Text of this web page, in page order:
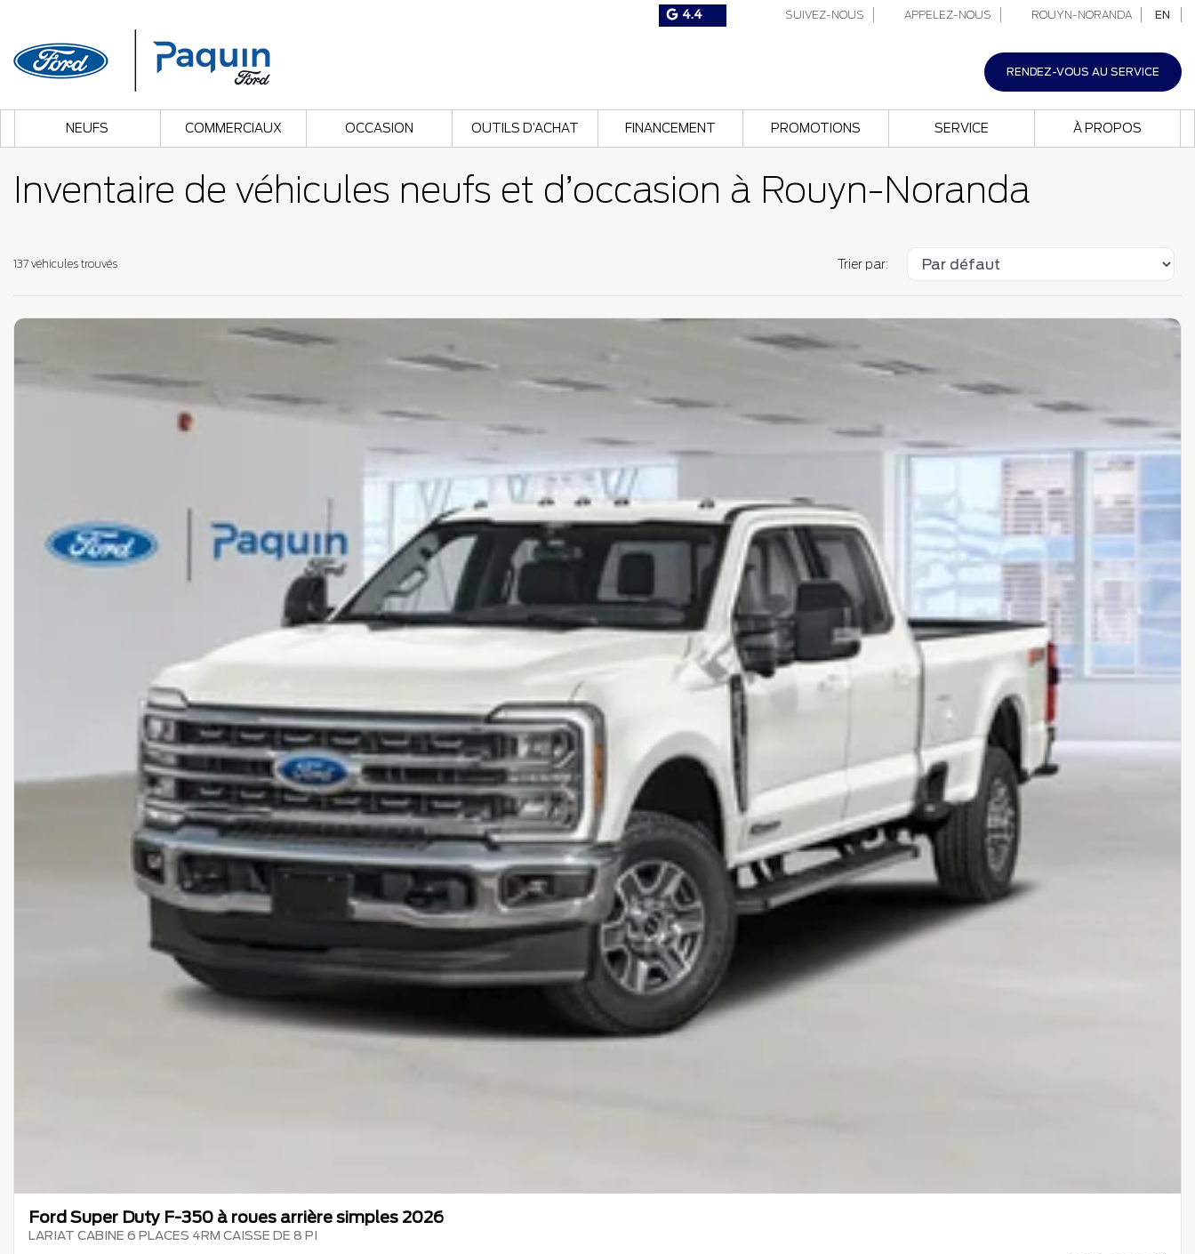
4.4 SUIVEZ-NOUS APPELEZ-NOUS ROUYN-NORANDA EN
RENDEZ-VOUS AU SERVICE
NEUFS COMMERCIAUX OCCASION OUTILS D’ACHAT FINANCEMENT PROMOTIONS SERVICE À PROPOS
Inventaire de véhicules neufs et d’occasion à Rouyn-Noranda
137 véhicules trouvés Trier par:
Ford Super Duty F-350 à roues arrière simples 2026
LARIAT CABINE 6 PLACES 4RM CAISSE DE 8 PI